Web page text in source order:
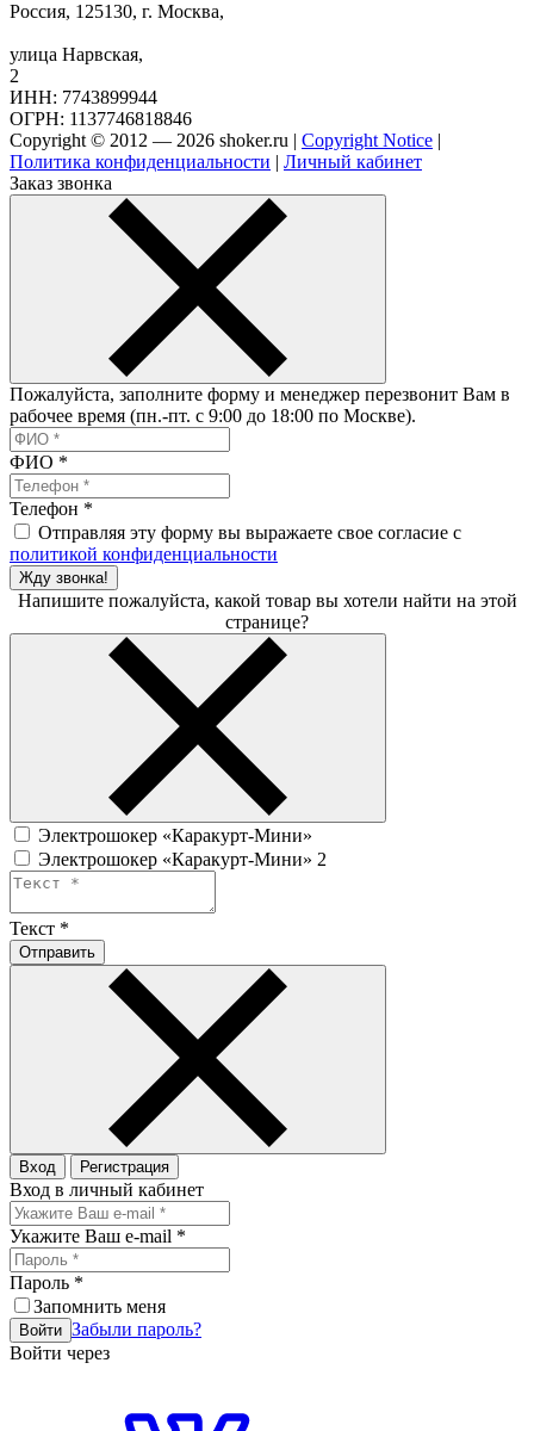
Россия, 125130, г. Москва,
улица Нарвская,
2
ИНН: 7743899944
ОГРН: 1137746818846
Copyright © 2012 — 2026 shoker.ru | Copyright Notice |
Политика конфиденциальности | Личный кабинет
Заказ звонка
Пожалуйста, заполните форму и менеджер перезвонит Вам в
рабочее время (пн.-пт. с 9:00 до 18:00 по Москве).
ФИО *
Телефон *
Отправляя эту форму вы выражаете свое согласие с
политикой конфиденциальности
Жду звонка!
Напишите пожалуйста, какой товар вы хотели найти на этой
странице?
Электрошокер «Каракурт-Мини»
Электрошокер «Каракурт-Мини» 2
Текст *
Отправить
Вход Регистрация
Вход в личный кабинет
Укажите Ваш e-mail *
Пароль *
Запомнить меня
Войти Забыли пароль?
Войти через